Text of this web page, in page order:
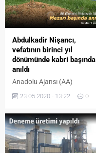
Abdulkadir Nişancı,
vefatının birinci yıl
dönümünde kabri başında
anıldı
Anadolu Ajansı (AA)
vefatının birinci yıl
anıldı. Geçen yıl 10 Mayıs’ta
Bayburt – Trabzon il
sınırındaki Soğanlı Dağları
Derebaşı virajları mevkiinde
23.05.2020 - 13:22 0